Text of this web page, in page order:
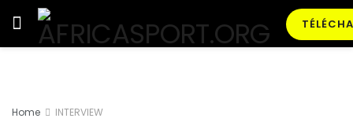
Home INTERVIEW